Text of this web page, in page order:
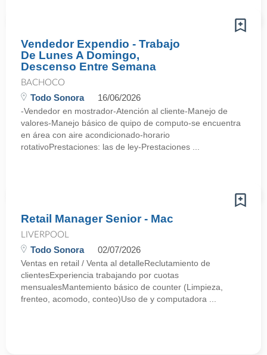
Vendedor Expendio - Trabajo
De Lunes A Domingo,
Descenso Entre Semana
BACHOCO
Todo Sonora 16/06/2026
-Vendedor en mostrador-Atención al cliente-Manejo de
valores-Manejo básico de quipo de computo-se encuentra
en área con aire acondicionado-horario
rotativoPrestaciones: las de ley-Prestaciones ...
Retail Manager Senior - Mac
LIVERPOOL
Todo Sonora 02/07/2026
Ventas en retail / Venta al detalleReclutamiento de
clientesExperiencia trabajando por cuotas
mensualesMantemiento básico de counter (Limpieza,
frenteo, acomodo, conteo)Uso de y computadora ...